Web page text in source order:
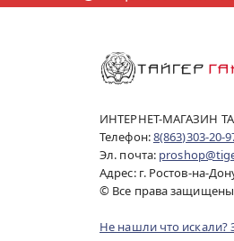
ИНТЕРНЕТ-МАГАЗИН
Телефон:8(863)303-20-
Эл. почта:
Адрес: г. Ростов-на-
© Все права защищены
Не нашли что искали?